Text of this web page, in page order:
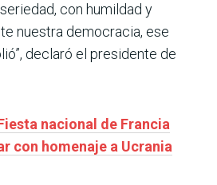
con humildad y
nuestra democracia, ese
declaró el presidente de
nacional de Francia
con homenaje a Ucrania